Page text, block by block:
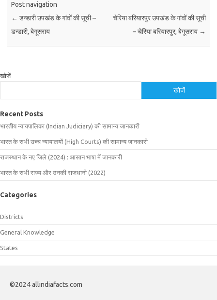
Post navigation
← डन्डारी उपखंड के गांवों की सूची –
डन्डारी, बेगूसराय
चेरिया बरियारपुर उपखंड के गांवों की सूची
– चेरिया बरियारपुर, बेगूसराय →
खोजें
खोजें
Recent Posts
भारतीय न्यायपालिका (Indian Judiciary) की सामान्य जानकारी
भारत के सभी उच्च न्यायालयों (High Courts) की सामान्य जानकारी
राजस्थान के नए जिले (2024) : आसान भाषा में जानकारी
भारत के सभी राज्य और उनकी राजधानी (2022)
Categories
Districts
General Knowledge
States
©2024 allindiafacts.com